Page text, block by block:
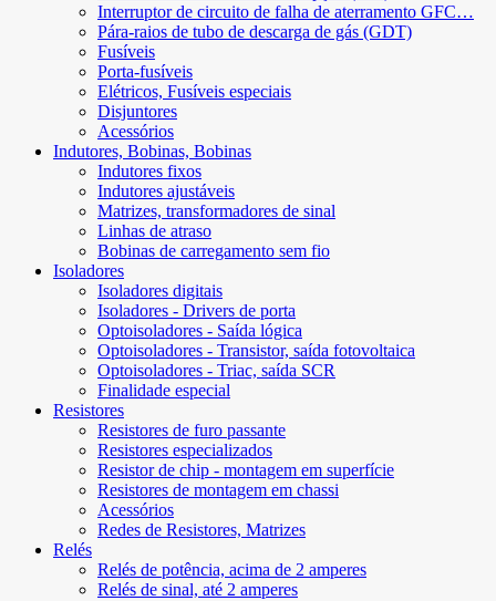
Interruptor de circuito de falha de aterramento GFC…
Pára-raios de tubo de descarga de gás (GDT)
Fusíveis
Porta-fusíveis
Elétricos, Fusíveis especiais
Disjuntores
Acessórios
Indutores, Bobinas, Bobinas
Indutores fixos
Indutores ajustáveis
Matrizes, transformadores de sinal
Linhas de atraso
Bobinas de carregamento sem fio
Isoladores
Isoladores digitais
Isoladores - Drivers de porta
Optoisoladores - Saída lógica
Optoisoladores - Transistor, saída fotovoltaica
Optoisoladores - Triac, saída SCR
Finalidade especial
Resistores
Resistores de furo passante
Resistores especializados
Resistor de chip - montagem em superfície
Resistores de montagem em chassi
Acessórios
Redes de Resistores, Matrizes
Relés
Relés de potência, acima de 2 amperes
Relés de sinal, até 2 amperes